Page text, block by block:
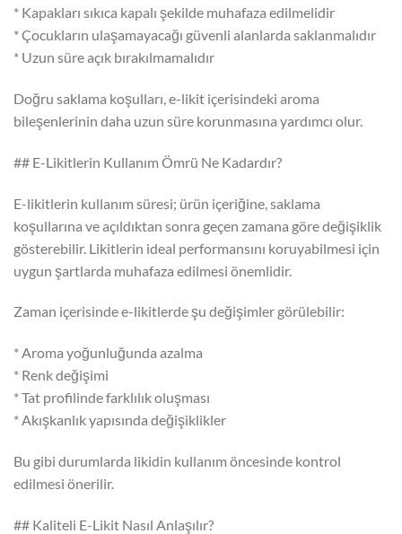
* Kapakları sıkıca kapalı şekilde muhafaza edilmelidir
* Çocukların ulaşamayacağı güvenli alanlarda saklanmalıdır
* Uzun süre açık bırakılmamalıdır
Doğru saklama koşulları, e-likit içerisindeki aroma
bileşenlerinin daha uzun süre korunmasına yardımcı olur.
## E-Likitlerin Kullanım Ömrü Ne Kadardır?
E-likitlerin kullanım süresi; ürün içeriğine, saklama
koşullarına ve açıldıktan sonra geçen zamana göre değişiklik
gösterebilir. Likitlerin ideal performansını koruyabilmesi için
uygun şartlarda muhafaza edilmesi önemlidir.
Zaman içerisinde e-likitlerde şu değişimler görülebilir:
* Aroma yoğunluğunda azalma
* Renk değişimi
* Tat profilinde farklılık oluşması
* Akışkanlık yapısında değişiklikler
Bu gibi durumlarda likidin kullanım öncesinde kontrol
edilmesi önerilir.
## Kaliteli E-Likit Nasıl Anlaşılır?